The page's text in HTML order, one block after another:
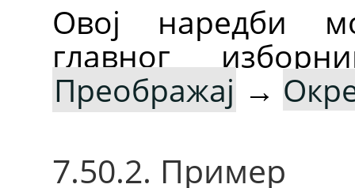
Овој наредби
главног
Преображај →
7.50.2. Пример